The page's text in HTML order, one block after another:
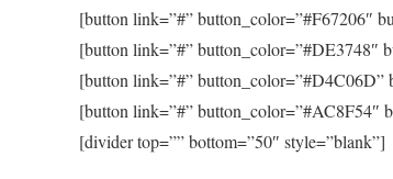
[button link=”#” button_color=”#F67206″
[button link=”#” button_color=”#DE3748″
[button link=”#” button_color=”#D4C06D”
[button link=”#” button_color=”#AC8F54″
[divider top=”” bottom=”50″ style=”blank”]